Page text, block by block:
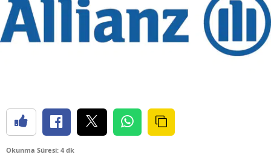
Bursa
Çanakkale
Denizli
Diyarbakır
Okunma Süresi: 4 dk